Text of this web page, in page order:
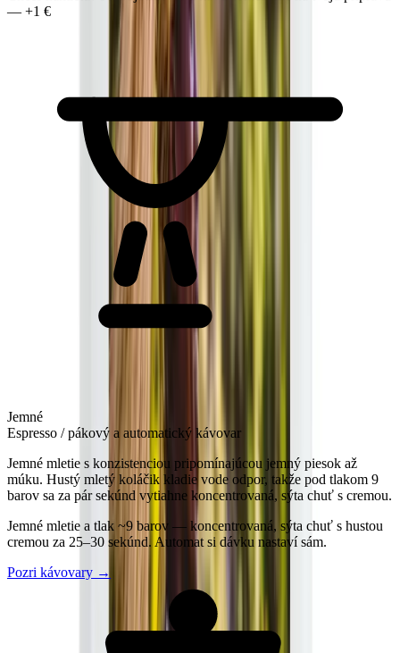
— +1 €
Jemné
Espresso / pákový a automatický kávovar
Jemné mletie s konzistenciou pripomínajúcou jemný piesok až
múku. Hustý mletý koláčik kladie vode odpor, takže pod tlakom 9
barov sa za pár sekúnd vytiahne koncentrovaná, sýta chuť s cremou.
Jemné mletie a tlak ~9 barov — koncentrovaná, sýta chuť s hustou
cremou za 25–30 sekúnd. Automat si dávku nastaví sám.
Pozri kávovary →